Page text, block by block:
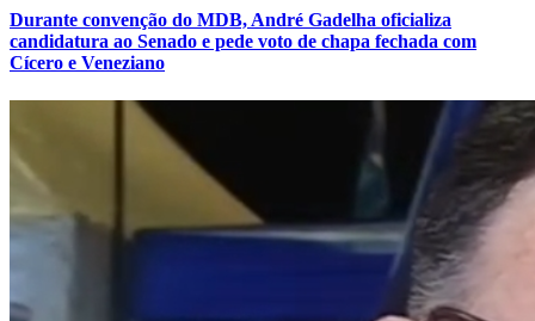
Durante convenção do MDB, André Gadelha oficializa
candidatura ao Senado e pede voto de chapa fechada com
Cícero e Veneziano